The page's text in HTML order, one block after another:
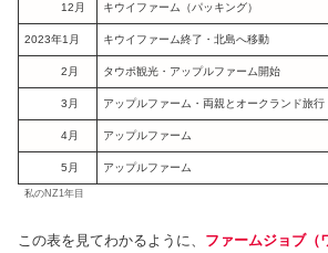
12月 キウイファーム（パッキング）
2023年1月 キウイファーム終了・北島へ移動
2月 タウポ観光・アップルファーム開始
3月 アップルファーム・両親とオークランド旅行
4月 アップルファーム
5月 アップルファーム
私のNZ1年目
この表を見てわかるように、 ファームジョブ（